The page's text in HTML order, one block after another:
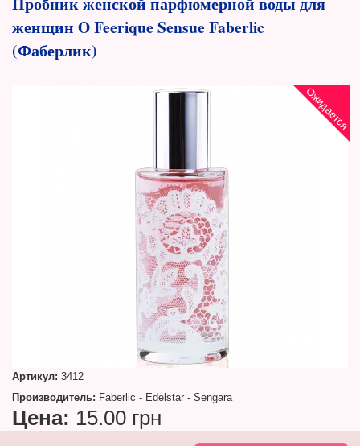
женщин O Feerique Sensue Faberlic
(Фаберлик)
Ожидается
Артикул: 3412
Производитель: Faberlic - Edelstar - Sengara
Цена: 15.00 грн